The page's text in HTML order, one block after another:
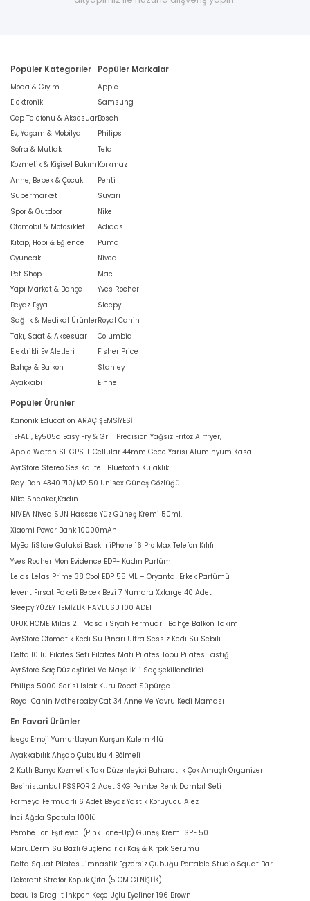
Popüler Kategoriler
Moda & Giyim
Elektronik
Cep Telefonu & Aksesuar
Ev, Yaşam & Mobilya
Sofra & Mutfak
Kozmetik & Kişisel Bakım
Anne, Bebek & Çocuk
Süpermarket
Spor & Outdoor
Otomobil & Motosiklet
Kitap, Hobi & Eğlence
Oyuncak
Pet Shop
Yapı Market & Bahçe
Beyaz Eşya
Sağlık & Medikal Ürünler
Takı, Saat & Aksesuar
Elektrikli Ev Aletleri
Bahçe & Balkon
Ayakkabı
Popüler Markalar
Apple
Samsung
Bosch
Philips
Tefal
Korkmaz
Penti
Süvari
Nike
Adidas
Puma
Nivea
Mac
Yves Rocher
Sleepy
Royal Canin
Columbia
Fisher Price
Stanley
Einhell
Popüler Ürünler
Kanonik Education ARAÇ ŞEMSİYESİ
TEFAL , Ey505d Easy Fry & Grill Precision Yağsız Fritöz Airfryer,
Apple Watch SE GPS + Cellular 44mm Gece Yarısı Alüminyum Kasa
AyrStore Stereo Ses Kaliteli Bluetooth Kulaklık
Ray-Ban 4340 710/M2 50 Unisex Güneş Gözlüğü
Nike Sneaker,Kadın
NIVEA Nivea SUN Hassas Yüz Güneş Kremi 50ml,
Xiaomi Power Bank 10000mAh
MyBalliStore Galaksi Baskılı iPhone 16 Pro Max Telefon Kılıfı
Yves Rocher Mon Evidence EDP- Kadın Parfüm
Lelas Lelas Prime 38 Cool EDP 55 ML – Oryantal Erkek Parfümü
levent Fırsat Paketi Bebek Bezi 7 Numara Xxlarge 40 Adet
Sleepy YÜZEY TEMİZLİK HAVLUSU 100 ADET
UFUK HOME Milas 211 Masalı Siyah Fermuarlı Bahçe Balkon Takımı
AyrStore Otomatik Kedi Su Pınarı Ultra Sessiz Kedi Su Sebili
Delta 10 lu Pilates Seti Pilates Matı Pilates Topu Pilates Lastiği
AyrStore Saç Düzleştirici Ve Maşa İkili Saç Şekillendirici
Philips 5000 Serisi Islak Kuru Robot Süpürge
Royal Canin Motherbaby Cat 34 Anne Ve Yavru Kedi Maması
En Favori Ürünler
İsego Emoji Yumurtlayan Kurşun Kalem 4'lü
Ayakkabılık Ahşap Çubuklu 4 Bölmeli
2 Katlı Banyo Kozmetik Takı Düzenleyici Baharatlık Çok Amaçlı Organizer
Besinistanbul PSSPOR 2 Adet 3KG Pembe Renk Dambıl Seti
Formeya Fermuarlı 6 Adet Beyaz Yastık Koruyucu Alez
İnci Ağda Spatula 100lü
Pembe Ton Eşitleyici (Pink Tone-Up) Güneş Kremi SPF 50
Maru.Derm Su Bazlı Güçlendirici Kaş & Kirpik Serumu
Delta Squat Pilates Jimnastik Egzersiz Çubuğu Portable Studio Squat Bar
Dekoratif Strafor Köpük Çıta (5 CM GENİŞLİK)
beaulis Drag It Inkpen Keçe Uçlu Eyeliner 196 Brown